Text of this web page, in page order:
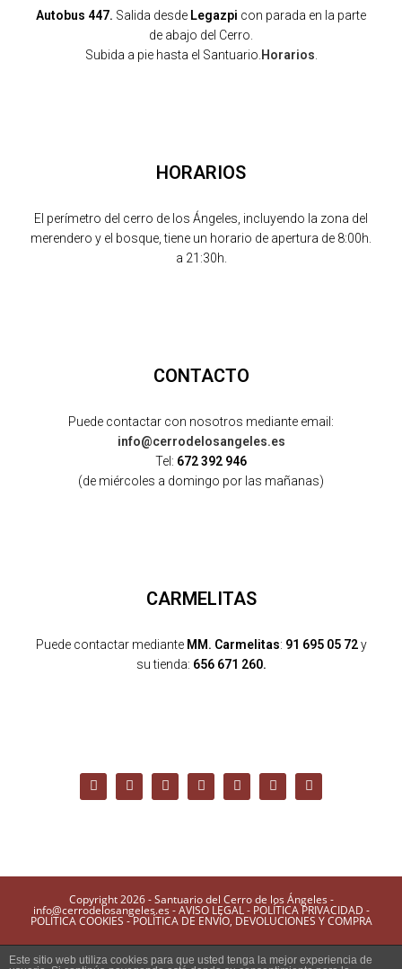
Autobus 447. Salida desde Legazpi con parada en la parte
de abajo del Cerro.
Subida a pie hasta el Santuario. Horarios
HORARIOS
El perímetro del cerro de los Ángeles, incluyendo la zona del
merendero y el bosque, tiene un horario de apertura de 8:00h.
a 21:30h.
CONTACTO
Puede contactar con nosotros mediante email:
info@cerrodelosangeles.es
Tel: 672 392 946
(de miércoles a domingo por las mañanas)
CARMELITAS
Puede contactar medianteMM. Carmelitas: 91 695 05 72y
su tienda: 656 671 260.
Copyright 2026 - Santuario del Cerro de los Ángeles -
info@cerrodelosangeles.es -AVISO LEGAL- POLÍTICA PRIVACIDAD -
POLÍTICA COOKIES -POLÍTICA DE ENVÍO, DEVOLUCIONES Y COMPRA
Este sitio web utiliza cookies para que usted tenga la mejor experiencia de